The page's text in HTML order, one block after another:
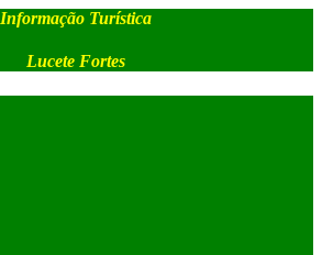
Informação Turística
Lucete Fortes